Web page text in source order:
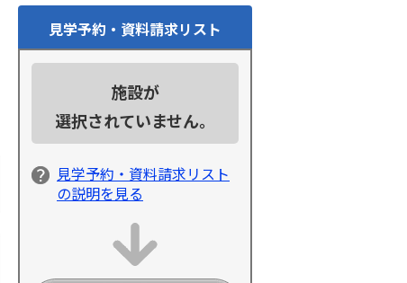
見学予約・資料請求リスト
施設が
選択されていません。
見学予約・資料請求リスト
の説明を見る